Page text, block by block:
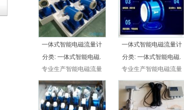
接供应，比市场便宜30%
以上，超长保质，无忧售
后。
厂家直接供应，比市场便
宜30%以上，超长保质，
无忧售后。
一体式智能电磁流量计
分类: 一体式智能电磁.
专业生产智能电磁流量
量计，还是分体式电磁流
量计，一体式插入，还是
分体式插入电磁流量计，
一体式智能电磁流量计
分类: 一体式智能电磁.
专业生产智能电磁流量
量计，还是分体式电磁流
量计，一体式插入，还是
分体式插入电磁流量计，